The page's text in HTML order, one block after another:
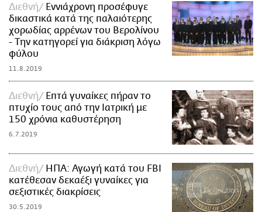
Διεθνή
Εννιάχρονη προσέφυγε
δικαστικά κατά της παλαιότερης
χορωδίας αρρένων του Βερολίνου
- Την κατηγορεί για διάκριση λόγω
φύλου
11.8.2019
Διεθνή
Επτά γυναίκες πήραν το
πτυχίο τους από την Ιατρική με
150 χρόνια καθυστέρηση
6.7.2019
Διεθνή
ΗΠΑ: Αγωγή κατά του FBI
κατέθεσαν δεκαέξι γυναίκες για
σεξιστικές διακρίσεις
30.5.2019